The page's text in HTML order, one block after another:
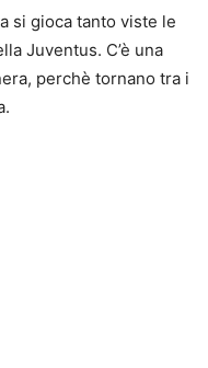
si gioca tanto viste le
Juventus. C’è una
perchè tornano tra i